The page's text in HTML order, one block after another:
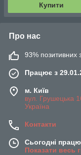
Купити
Про нас
93% позитивних з
Працює з
м. Київ
вул. Грушецька
Україна
Контакти
Сьогодні
Показати весь